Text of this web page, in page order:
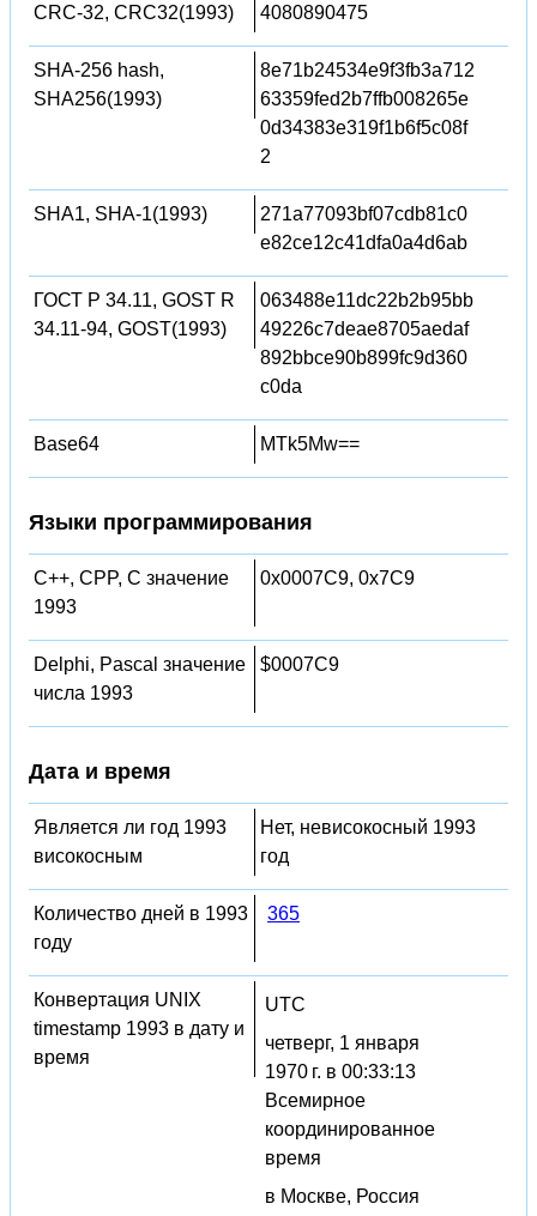
CRC-32, CRC32(1993) 4080890475
SHA-256 hash,
SHA256(1993)
8e71b24534e9f3fb3a712
63359fed2b7ffb008265e
0d34383e319f1b6f5c08f
2
SHA1, SHA-1(1993)
271a77093bf07cdb81c0
e82ce12c41dfa0a4d6ab
ГОСТ Р 34.11, GOST R
34.11-94, GOST(1993)
063488e11dc22b2b95bb
49226c7deae8705aedaf
892bbce90b899fc9d360
c0da
Base64 MTk5Mw==
Языки программирования
C++, CPP, C значение
1993
0x0007C9, 0x7C9
Delphi, Pascal значение
числа 1993
$0007C9
Дата и время
Является ли год 1993
високосным
Нет, невисокосный 1993
год
Количество дней в 1993
году
365
Конвертация UNIX
timestamp 1993 в дату и
время
UTC
четверг, 1 января
1970 г. в 00:33:13
Всемирное
координированное
время
в Москве, Россия